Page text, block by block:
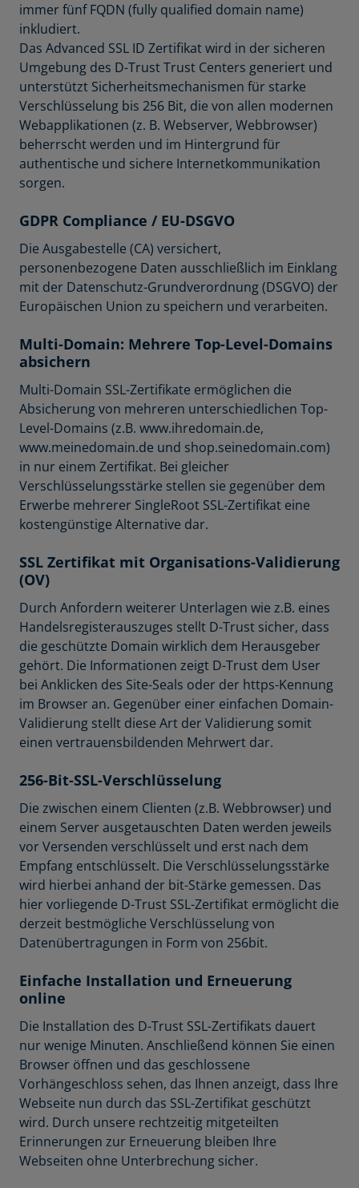
immer fünf FQDN (fully qualified domain name)
inkludiert.
Das Advanced SSL ID Zertifikat wird in der sicheren
Umgebung des D-Trust Trust Centers generiert und
unterstützt Sicherheitsmechanismen für starke
Verschlüsselung bis 256 Bit, die von allen modernen
Webapplikationen (z. B. Webserver, Webbrowser)
beherrscht werden und im Hintergrund für
authentische und sichere Internetkommunikation
sorgen.
GDPR Compliance / EU-DSGVO
Die Ausgabestelle (CA) versichert,
personenbezogene Daten ausschließlich im Einklang
mit der Datenschutz-Grundverordnung (DSGVO) der
Europäischen Union zu speichern und verarbeiten.
Multi-Domain: Mehrere Top-Level-Domains
absichern
Multi-Domain SSL-Zertifikate ermöglichen die
Absicherung von mehreren unterschiedlichen Top-
Level-Domains (z.B. www.ihredomain.de,
www.meinedomain.de und shop.seinedomain.com)
in nur einem Zertifikat. Bei gleicher
Verschlüsselungsstärke stellen sie gegenüber dem
Erwerbe mehrerer SingleRoot SSL-Zertifikat eine
kostengünstige Alternative dar.
SSL Zertifikat mit Organisations-Validierung
(OV)
Durch Anfordern weiterer Unterlagen wie z.B. eines
Handelsregisterauszuges stellt D-Trust sicher, dass
die geschützte Domain wirklich dem Herausgeber
gehört. Die Informationen zeigt D-Trust dem User
bei Anklicken des Site-Seals oder der https-Kennung
im Browser an. Gegenüber einer einfachen Domain-
Validierung stellt diese Art der Validierung somit
einen vertrauensbildenden Mehrwert dar.
256-Bit-SSL-Verschlüsselung
Die zwischen einem Clienten (z.B. Webbrowser) und
einem Server ausgetauschten Daten werden jeweils
vor Versenden verschlüsselt und erst nach dem
Empfang entschlüsselt. Die Verschlüsselungsstärke
wird hierbei anhand der bit-Stärke gemessen. Das
hier vorliegende D-Trust SSL-Zertifikat ermöglicht die
derzeit bestmögliche Verschlüsselung von
Datenübertragungen in Form von 256bit.
Einfache Installation und Erneuerung
online
Die Installation des D-Trust SSL-Zertifikats dauert
nur wenige Minuten. Anschließend können Sie einen
Browser öffnen und das geschlossene
Vorhängeschloss sehen, das Ihnen anzeigt, dass Ihre
Webseite nun durch das SSL-Zertifikat geschützt
wird. Durch unsere rechtzeitig mitgeteilten
Erinnerungen zur Erneuerung bleiben Ihre
Webseiten ohne Unterbrechung sicher.